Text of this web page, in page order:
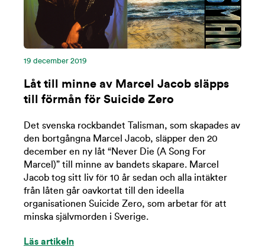
19 december 2019
Låt till minne av Marcel Jacob släpps
till förmån för Suicide Zero
Det svenska rockbandet Talisman, som skapades av
den bortgångna Marcel Jacob, släpper den 20
december en ny låt “Never Die (A Song For
Marcel)” till minne av bandets skapare. Marcel
Jacob tog sitt liv för 10 år sedan och alla intäkter
från låten går oavkortat till den ideella
organisationen Suicide Zero, som arbetar för att
minska självmorden i Sverige.
Läs artikeln